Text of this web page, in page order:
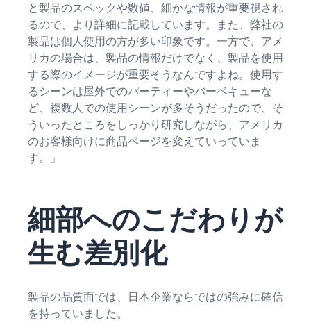
Amazon
出品ブ
ログ
Amazon出
品サービス
公式が提供
するネット
販売・
Amazon出
品お役立ち
情報（ブロ
一覧でご紹
介します。
と製品のスペックや数値、細かな情報が重要視され
るので、より詳細に記載しています。また、弊社の
製品は個人使用の方が多い印象です。一方で、アメ
リカの場合は、製品の情報だけでなく、製品を使用
する際のイメージが重要そうなんですよね。使用す
るシーンは屋外でのパーティーやバーベキューな
ど、複数人での使用シーンが多そうだったので、そ
ういったところをしっかり研究しながら、アメリカ
のお客様向けに商品ページを変えていっていま
す。」
細部へのこだわりが
生む差別化
製品の品質面では、日本企業ならではの強みに確信
を持っていました。